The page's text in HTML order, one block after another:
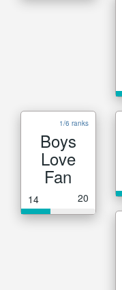
1/6 ranks
Boys
Love
Fan
14 20